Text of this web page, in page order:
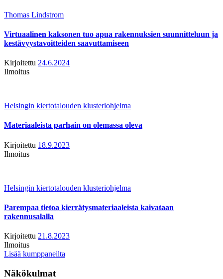
Thomas Lindstrom
Virtuaalinen kaksonen tuo apua rakennuksien suunnitteluun ja
kestävyystavoitteiden saavuttamiseen
Kirjoitettu 24.6.2024
Ilmoitus
Helsingin kiertotalouden klusteriohjelma
Materiaaleista parhain on olemassa oleva
Kirjoitettu 18.9.2023
Ilmoitus
Helsingin kiertotalouden klusteriohjelma
Parempaa tietoa kierrätysmateriaaleista kaivataan
rakennusalalla
Kirjoitettu 21.8.2023
Ilmoitus
Lisää kumppaneilta
Näkökulmat